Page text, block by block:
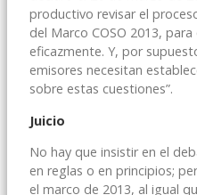
productivo revisar el
del Marco COSO 2013,
eficazmente. Y, por
emisores necesitan
sobre estas cuestiones”.
Juicio
No hay que insistir en el
en reglas o en principios;
el marco de 2013, al igual